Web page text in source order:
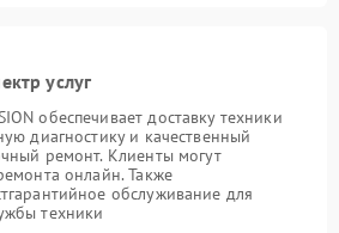
услуг
обеспечивает доставку техники
диагностику и качественный
ремонт. Клиенты могут
онлайн. Также
обслуживание для
техники